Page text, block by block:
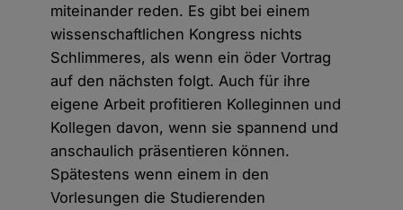
miteinander reden. Es gibt bei einem
wissenschaftlichen Kongress nichts
Schlimmeres, als wenn ein öder Vortrag
auf den nächsten folgt. Auch für ihre
eigene Arbeit profitieren Kolleginnen und
Kollegen davon, wenn sie spannend und
anschaulich präsentieren können.
Spätestens wenn einem in den
Vorlesungen die Studierenden